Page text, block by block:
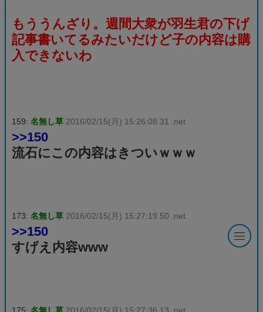
もううんざり。週間大衆が羽生君の下げ
記事書いてるみたいだけど子の内容は購
入できないわ
159: 名無し草 2016/02/15(月) 15:26:08.31 .net
>>150
流石にこの内容はきついｗｗｗ
173: 名無し草 2016/02/15(月) 15:27:19.50 .net
>>150
すげえ内容www
175: 名無し草 2016/02/15(月) 15:27:36.13 .net